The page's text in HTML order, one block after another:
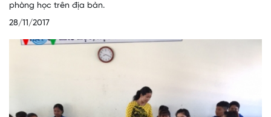
phòng học trên địa bàn.
28/11/2017